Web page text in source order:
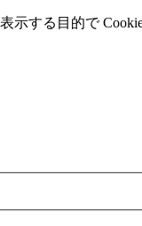
⽰する⽬的で